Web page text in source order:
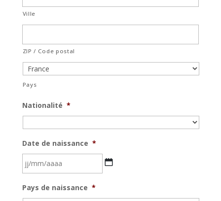
Ville
ZIP / Code postal
Pays
Nationalité *
Date de naissance *
slash
Pays de naissance *